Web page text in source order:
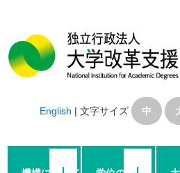
English | 文字サイズ 中